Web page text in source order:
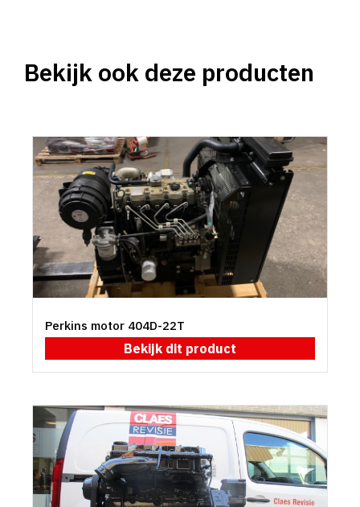
Bekijk ook deze producten
Perkins motor 404D-22T
Bekijk dit product